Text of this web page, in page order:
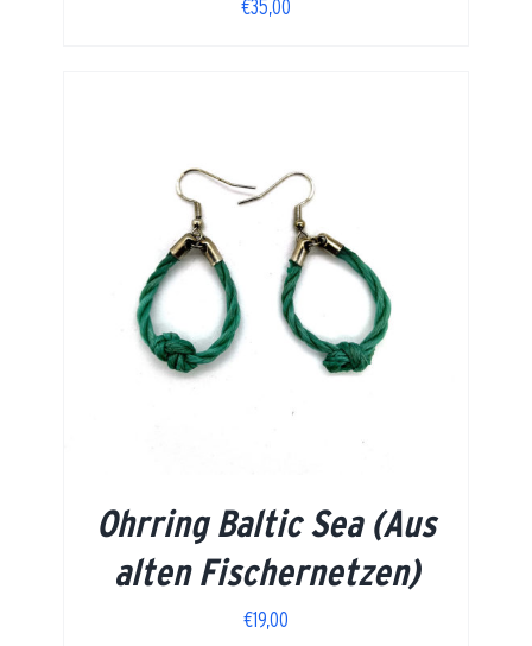
€35,00
Ohrring Baltic Sea (Aus
alten Fischernetzen)
€19,00